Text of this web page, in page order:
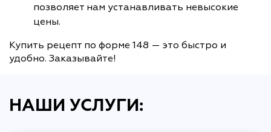
позволяет нам устанавливать невысокие
цены.
Купить рецепт по форме 148 — это быстро и
удобно. Заказывайте!
НАШИ УСЛУГИ: